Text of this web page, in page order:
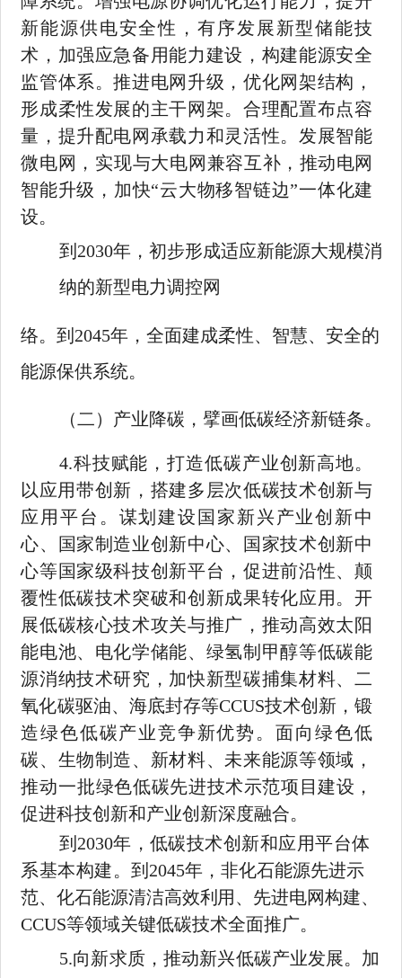
新能源供电安全性，有序发展新型储能技
术，加强应急备用能力建设，构建能源安全
监管体系。推进电网升级，优化网架结构，
形成柔性发展的主干网架。合理配置布点容
量，提升配电网承载力和灵活性。发展智能
微电网，实现与大电网兼容互补，推动电网
智能升级，加快“云大物移智链边”一体化建
设。
到 2030年，初步形成适应新能源大规模消
纳的新型电力调控网
络。到 2045年，全面建成柔性、智慧、安全的
能源保供系统。
（二）产业降碳，擘画低碳经济新链条。
4.科技赋能，打造低碳产业创新高地。
以应用带创新，搭建多 层次低碳技术创新与
应用平台。谋划建设国家新兴产业创新中
心、国家制造业创新中心、国家技术创新中
心等国家级科技创新平台，促进前沿性、颠
覆性低碳技术突破和创新成果转化应用。开
展低碳核心技术攻关与推广，推动高效太阳
能电池、电化学储能、绿氢制甲醇等低碳能
源消纳技术研究，加快新型碳捕集材料、二
氧化碳驱油、海底封存等CCUS技术创新，锻
造绿色低碳产业竞争新优势。面向绿色低
碳、生物制造、新材料、未来能源等领域，
推动一批绿色低碳先进技术示范项目建设，
促进科技创新和产业创新深度融合。
到 2030年，低碳技术创新和应用平台体
系基本构建。到 2045年，非化石能源先进示
范、化石能源清洁高效利用、先进电网构建、
CCUS等领域关键低碳技术全面推广。
5.向新求质，推动新兴低碳产业发展。加